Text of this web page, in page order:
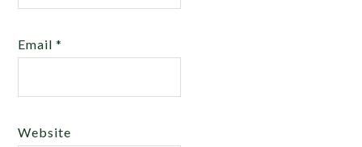
Email*
Website